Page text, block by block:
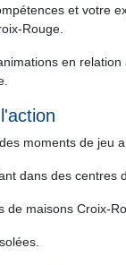
et votre
Rouge.
en
moments de jeu
des centres
maisons Croix-